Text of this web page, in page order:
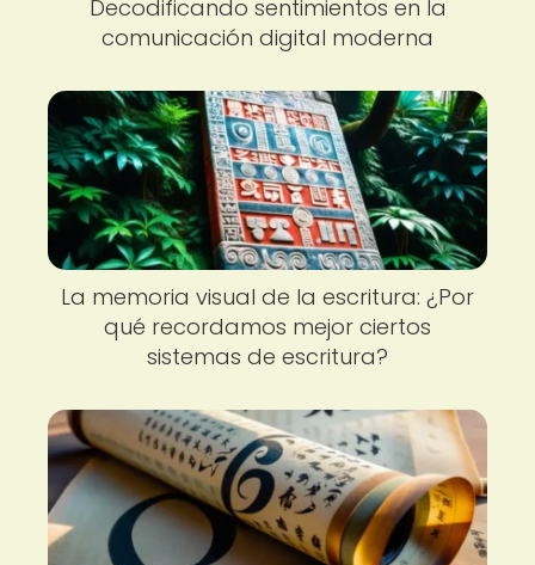
Decodificando sentimientos en la
comunicación digital moderna
La memoria visual de la escritura: ¿Por
qué recordamos mejor ciertos
sistemas de escritura?